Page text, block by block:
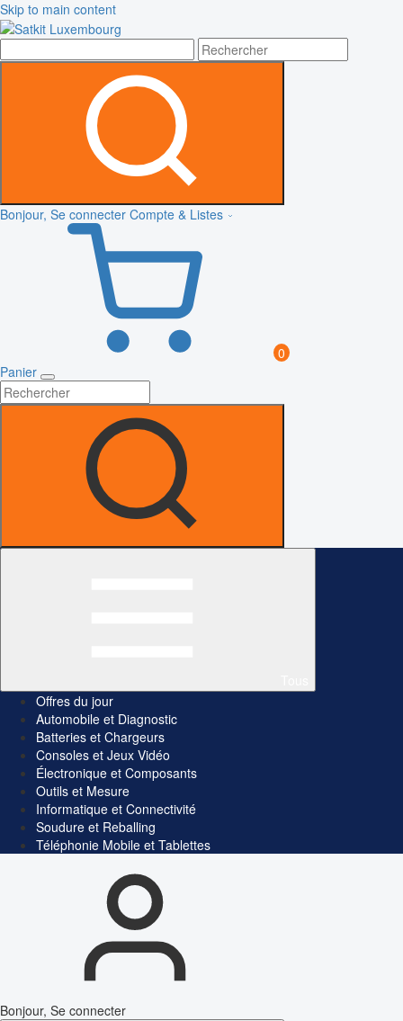
Skip to main content
Bonjour, Se connecter Compte & Listes
0
Panier
Offres du jour
Automobile et Diagnostic
Batteries et Chargeurs
Consoles et Jeux Vidéo
Électronique et Composants
Outils et Mesure
Informatique et Connectivité
Soudure et Reballing
Téléphonie Mobile et Tablettes
Bonjour, Se connecter